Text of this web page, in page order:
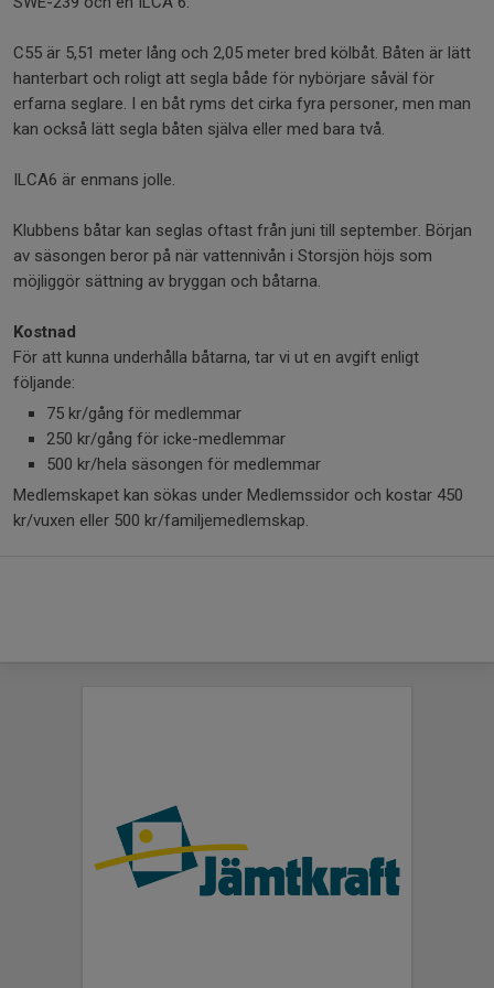
C55 är 5,51 meter lång och 2,05 meter bred kölbåt. Båten är lätt
hanterbart och roligt att segla både för nybörjare såväl för
erfarna seglare. I en båt ryms det cirka fyra personer, men man
kan också lätt segla båten själva eller med bara två.
ILCA6 är enmans jolle.
Klubbens båtar kan seglas oftast från juni till september. Början
av säsongen beror på när vattennivån i Storsjön höjs som
möjliggör sättning av bryggan och båtarna.
Kostnad
För att kunna underhålla båtarna, tar vi ut en avgift enligt
följande:
75 kr/gång för medlemmar
250 kr/gång för icke-medlemmar
500 kr/hela säsongen för medlemmar
Medlemskapet kan sökas under Medlemssidor och kostar 450
kr/vuxen eller 500 kr/familjemedlemskap.